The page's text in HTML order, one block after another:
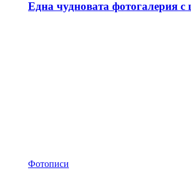
Една чудновата фотогалерия
Фотописи